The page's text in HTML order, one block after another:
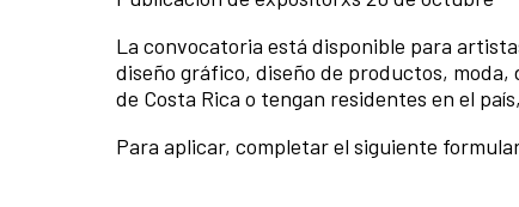
La convocatoria está disponible para
diseño gráfico, diseño de productos,
de Costa Rica o tengan residentes en el
Para aplicar, completar el siguiente